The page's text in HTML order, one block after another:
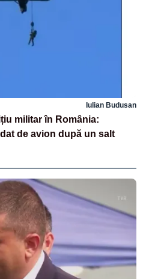
Iulian Budusan
militar în România:
de avion după un salt